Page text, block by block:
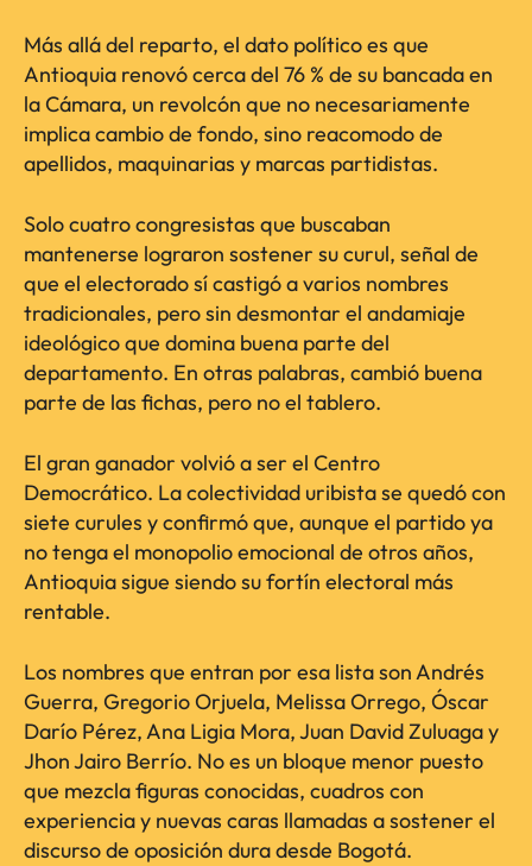
Más allá del reparto, el dato político es que
Antioquia renovó cerca del 76 % de su bancada en
la Cámara, un revolcón que no necesariamente
implica cambio de fondo, sino reacomodo de
apellidos, maquinarias y marcas partidistas.
Solo cuatro congresistas que buscaban
mantenerse lograron sostener su curul, señal de
que el electorado sí castigó a varios nombres
tradicionales, pero sin desmontar el andamiaje
ideológico que domina buena parte del
departamento. En otras palabras, cambió buena
parte de las fichas, pero no el tablero.
El gran ganador volvió a ser el Centro
Democrático. La colectividad uribista se quedó con
siete curules y confirmó que, aunque el partido ya
no tenga el monopolio emocional de otros años,
Antioquia sigue siendo su fortín electoral más
rentable.
Los nombres que entran por esa lista son Andrés
Guerra, Gregorio Orjuela, Melissa Orrego, Óscar
Darío Pérez, Ana Ligia Mora, Juan David Zuluaga y
Jhon Jairo Berrío. No es un bloque menor puesto
que mezcla figuras conocidas, cuadros con
experiencia y nuevas caras llamadas a sostener el
discurso de oposición dura desde Bogotá.